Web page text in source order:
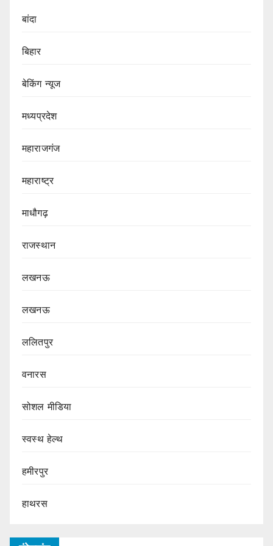
बांदा
बिहार
बेकिंग न्यूज
मध्यप्रदेश
महाराजगंज
महाराष्ट्र
माधौगढ़
राजस्थान
लखनऊ
लखनऊ
ललितपुर
वनारस
सोशल मीडिया
स्वस्थ हेल्थ
हमीरपुर
हाथरस